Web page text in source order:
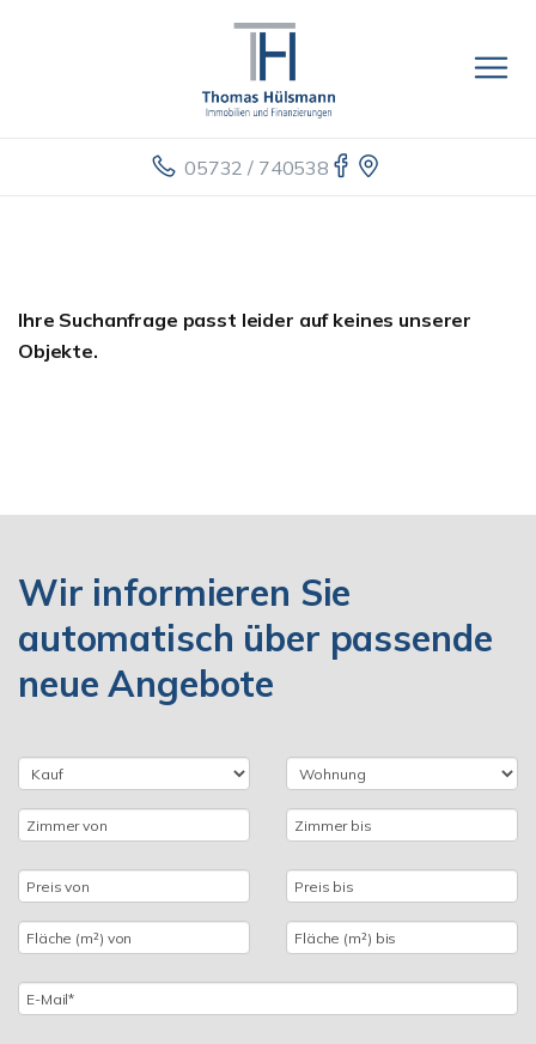
05732 / 740538
Ihre Suchanfrage passt leider auf keines unserer
Objekte.
Wir informieren Sie
automatisch über passende
neue Angebote